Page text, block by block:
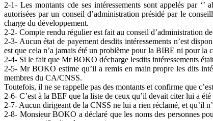
2-1- Les montants cde ses intéressements sont appelés par
autorisées par un conseil d’administration présidé par le
charge du développement.
2-2- Compte rendu régulier est fait au conseil d’administration
2-3- Aucun état de payement desdits intéressements n’est
est que cela n’a jamais été un problème pour la BIBE ni pour la
2-4- Si le fait que Mr BOKO décharge lesdits intéressements
2-5- Mr BOKO estime qu’il a remis en main propre les dits
membres du CA/CNSS.
Toutefois, il ne se rappelle pas des montants et confirme que
2-6- C’est à la BEF que la liste de ceux qu’il devait citer lui a
2-7- Aucun dirigeant de la CNSS ne lui a rien réclamé, et qu’il
2-8- Monsieur BOKO a déclaré que les noms des personnes